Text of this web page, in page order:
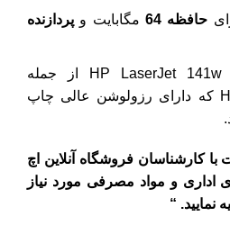
حافظه 64 مگابایت و پردازنده
پرینتر لیزری اچ پی HP LaserJet 141w از جمله
پرینترهای با کیفیت HP که دارای رزولوشن عالی چاپ
با کارشناسان فروشگاه آنلاین اچ
اداری و مواد مصرفی مورد نیاز
نمایید. “